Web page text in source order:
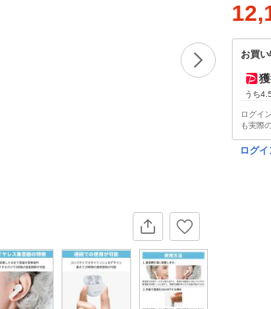
お買
うち
ログイ
も実際
ログ